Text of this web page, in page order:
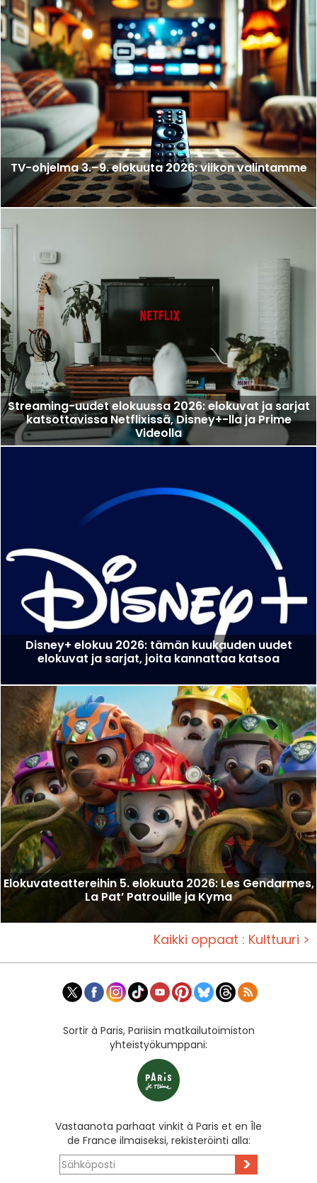
TV-ohjelma 3.–9. elokuuta 2026: viikon valintamme
Streaming-uudet elokuussa 2026: elokuvat ja sarjat
katsottavissa Netflixissä, Disney+-lla ja Prime
Videolla
Disney+ elokuu 2026: tämän kuukauden uudet
elokuvat ja sarjat, joita kannattaa katsoa
Elokuvateattereihin 5. elokuuta 2026: Les Gendarmes,
La Pat’ Patrouille ja Kyma
Kaikki oppaat : Kulttuuri >
Sortir à Paris, Pariisin matkailutoimiston
yhteistyökumppani:
Vastaanota parhaat vinkit à Paris et en Île
de France ilmaiseksi, rekisteröinti alla:
>